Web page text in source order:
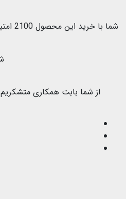
شما با خرید این محصول 2100
از شما بابت همکاری